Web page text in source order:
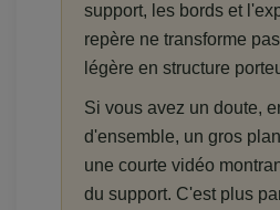
support, les bords et
repère ne transforme
légère en structure
Si vous avez un doute,
d'ensemble, un gros
une courte vidéo
du support. C'est plus